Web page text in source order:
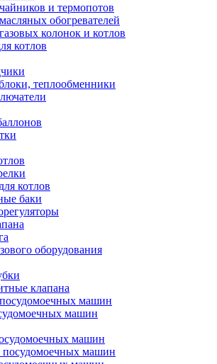
и термопотов
обогревателей
колонок и котлов
котлов
теплообменники
котлов
баки
оборудования
клапана
машин
машин
машин
посудомоечных машин